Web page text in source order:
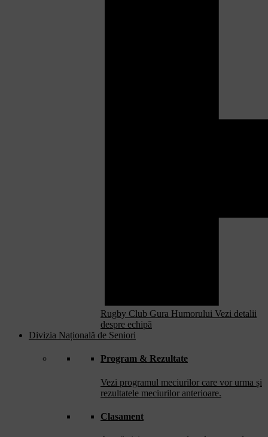
Rugby Club Gura Humorului Vezi detalii
despre echipă
Divizia Națională de Seniori
Program & Rezultate
Vezi programul meciurilor care vor urma și
rezultatele meciurilor anterioare.
Clasament